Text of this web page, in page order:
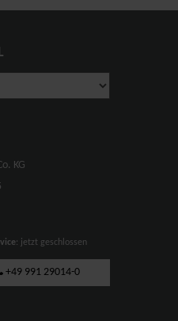
KG
: jetzt geschlossen
+49 991 29014-0